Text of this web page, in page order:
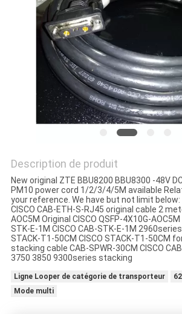
PLAN
PRIVACY
POLICY
Description de produit
New original ZTE BBU8200 BBU8300 -48V
PM10 power cord 1/2/3/4/5M available
your reference. We have but not limit below:
CISCO CAB-ETH-S-RJ45 original cable 2
AOC5M Original CISCO QSFP-4X10G-
STK-E-1M CISCO CAB-STK-E-1M
STACK-T1-50CM CISCO STACK-T1-50CM
stacking cable CAB-SPWR-30CM CISCO
3750 3850 9300series stacking
Ligne Looper de catégorie de transporteur
Mode multi